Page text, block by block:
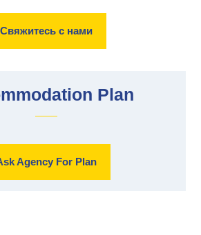
Свяжитесь с нами
Plan
Agency For Plan